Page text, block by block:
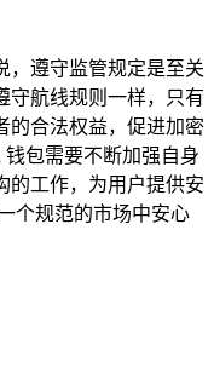
，遵守监管规定是至关
守航线规则一样，只有
的合法权益，促进加密
钱包需要不断加强自身
的工作，为用户提供安
个规范的市场中安心